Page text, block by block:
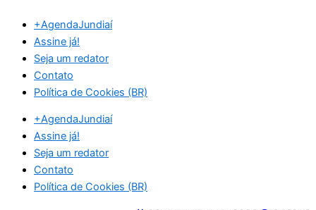
para
conteúdo
+AgendaJundiaí
Assine já!
Seja um redator
Contato
Política de Cookies (BR)
+AgendaJundiaí
Assine já!
Seja um redator
Contato
Política de Cookies (BR)